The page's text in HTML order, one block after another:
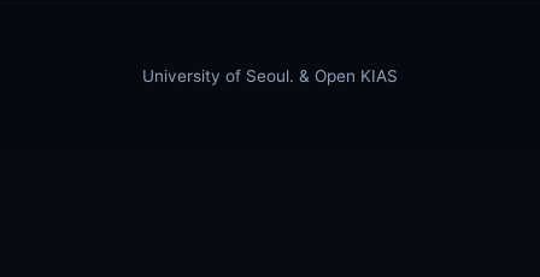
University of Seoul. & Open KIAS